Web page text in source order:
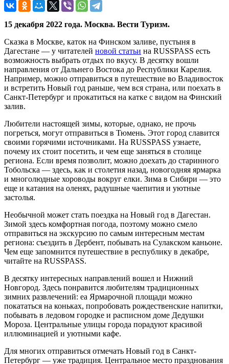
15 декабря 2022 года. Москва. Вести Туризм.
Сказка в Москве, каток на Финском заливе, пустыня в
Дагестане — у читателей новой статьи на RUSSPASS есть
возможность выбрать отдых по вкусу. В десятку вошли
направления от Дальнего Востока до Республики Карелия.
Например, можно отправиться в путешествие во Владивосток
и встретить Новый год раньше, чем вся страна, или поехать в
Санкт-Петербург и прокатиться на катке с видом на Финский
залив.
Любители настоящей зимы, которые, однако, не прочь
погреться, могут отправиться в Тюмень. Этот город славится
своими горячими источниками. На RUSSPASS узнаете,
почему их стоит посетить, и чем еще заняться в столице
региона. Если время позволит, можно доехать до старинного
Тобольска — здесь, как и столетия назад, новогодняя ярмарка
и многолюдные хороводы вокруг елки. Зима в Сибири — это
еще и катания на оленях, радушные чаепития и уютные
застолья.
Необычной может стать поездка на Новый год в Дагестан.
Зимой здесь комфортная погода, поэтому можно смело
отправиться на экскурсию по самым интересным местам
региона: съездить в Дербент, побывать на Сулакском каньоне.
Чем еще запомнится путешествие в республику в декабре,
читайте на RUSSPASS.
В десятку интересных направлений вошел и Нижний
Новгород. Здесь понравится любителям традиционных
зимних развлечений: еа Ярмарочной площади можно
покататься на коньках, попробовать рождественские напитки,
побывать в ледовом городке и расписном доме Дедушки
Мороза. Центральные улицы города порадуют красивой
иллюминацией и уютными кафе.
Для многих отправиться отмечать Новый год в Санкт-
Петербург — уже традиция. Центральное место празднования